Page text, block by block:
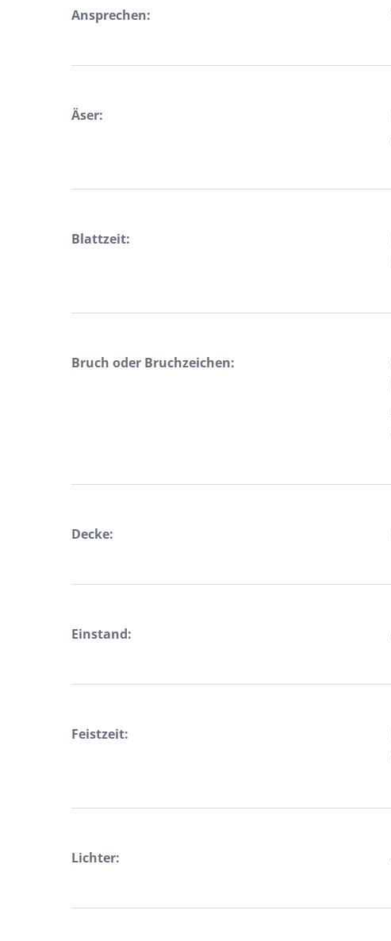
Ansprechen:
Äser:
Blattzeit:
Bruch oder Bruchzeichen:
Decke:
Einstand:
Feistzeit:
Lichter: